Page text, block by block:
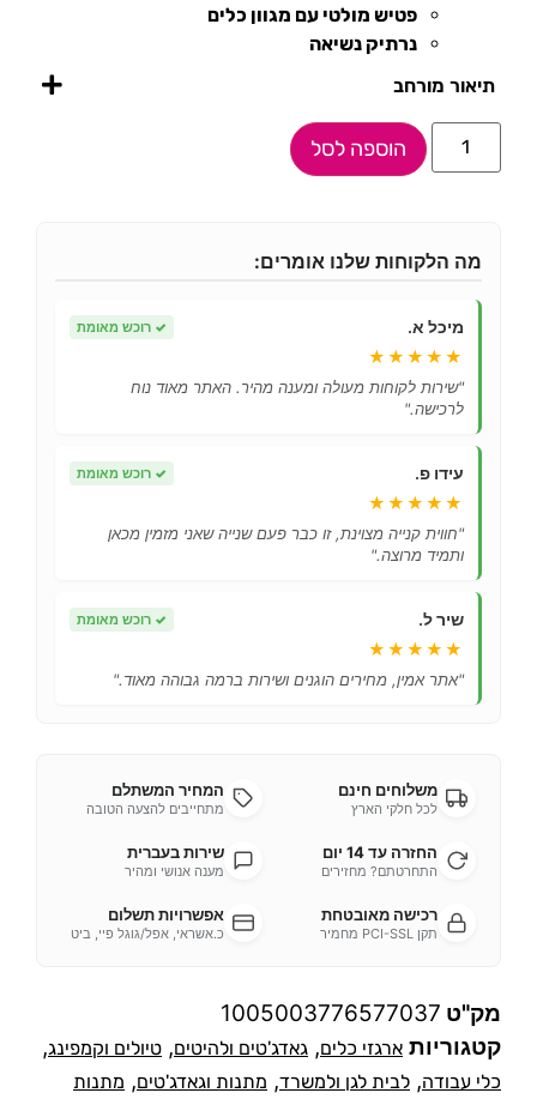
פטיש מולטי עם מגוון כלים
נרתיק נשיאה
תיאור מורחב
הוספה לסל
מה הלקוחות שלנו אומרים:
מיכל א. ✓ רוכש מאומת
★★★★★
"שירות לקוחות מעולה ומענה מהיר. האתר מאוד נוח
לרכישה."
עידו פ. ✓ רוכש מאומת
★★★★★
"חווית קנייה מצוינת, זו כבר פעם שנייה שאני מזמין מכאן
ותמיד מרוצה."
שיר ל. ✓ רוכש מאומת
★★★★★
"אתר אמין, מחירים הוגנים ושירות ברמה גבוהה מאוד."
משלוחים חינם
לכל חלקי הארץ
המחיר המשתלם
מתחייבים להצעה הטובה
החזרה עד 14 יום
התחרטתם? מחזירים
שירות בעברית
מענה אנושי ומהיר
רכישה מאובטחת
תקן PCI-SSL מחמיר
אפשרויות תשלום
כ.אשראי, אפל/גוגל פיי, ביט
מק"ט 1005003776577037
קטגוריות ארגזי כלים, גאדג'טים ולהיטים, טיולים וקמפינג,
כלי עבודה, לבית לגן ולמשרד, מתנות וגאדג'טים, מתנות